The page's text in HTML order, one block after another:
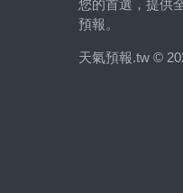
您的首選，提供
預報。
天氣預報.tw ©